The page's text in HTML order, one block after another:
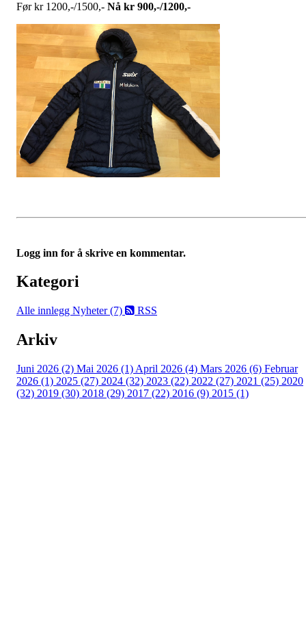
Før kr 1200,-/1500,- Nå kr 900,-/1200,-
Logg inn for å skrive en kommentar.
Kategori
Alle innlegg Nyheter (7) RSS
Arkiv
Juni 2026 (2) Mai 2026 (1) April 2026 (4) Mars 2026 (6) Februar
2026 (1) 2025 (27) 2024 (32) 2023 (22) 2022 (27) 2021 (25) 2020
(32) 2019 (30) 2018 (29) 2017 (22) 2016 (9) 2015 (1)